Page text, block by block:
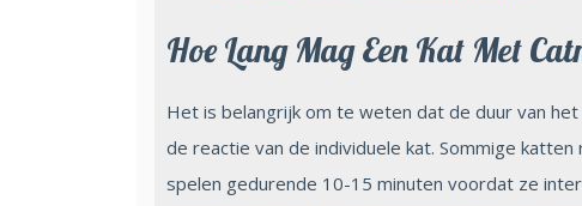
Hoe Lang Mag Een Kat Met
Het is belangrijk om te weten dat de duur van
de reactie van de individuele kat. Sommige
spelen gedurende 10-15 minuten voordat ze